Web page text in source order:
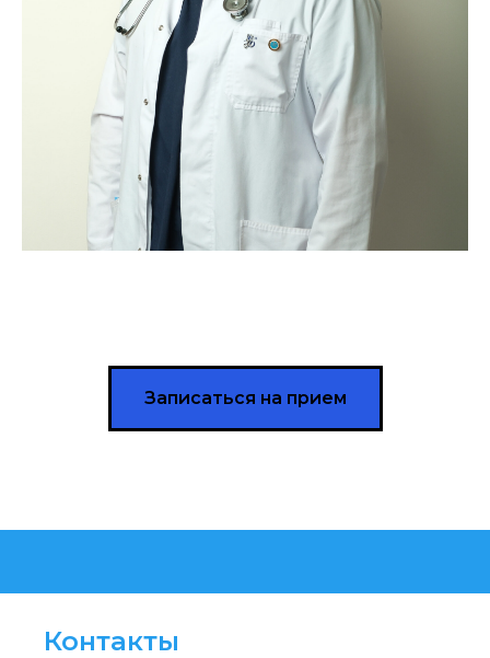
Записаться на прием
Контакты